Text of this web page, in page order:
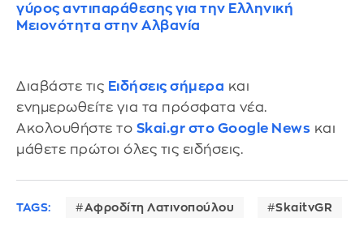
γύρος αντιπαράθεσης για την Ελληνική
Μειονότητα στην Αλβανία
Διαβάστε τις Ειδήσεις σήμερα και
ενημερωθείτε για τα πρόσφατα νέα.
Ακολουθήστε το Skai.gr στο Google News και
μάθετε πρώτοι όλες τις ειδήσεις.
TAGS: Αφροδίτη Λατινοπούλου SkaitvGR